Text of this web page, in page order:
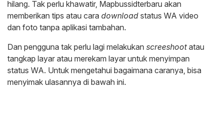
hilang. Tak perlu khawatir, Mapbussidterbaru akan
memberikan tips atau cara download status WA video
dan foto tanpa aplikasi tambahan.
Dan pengguna tak perlu lagi melakukan screeshootatau
tangkap layar atau merekam layar untuk menyimpan
status WA. Untuk mengetahui bagaimana caranya, bisa
menyimak ulasannya di bawah ini.